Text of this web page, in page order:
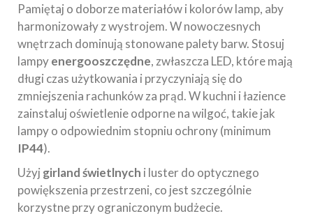
Pamiętaj o doborze materiałów i kolorów lamp, aby
harmonizowały z wystrojem. W nowoczesnych
wnętrzach dominują stonowane palety barw. Stosuj
lampyenergooszczędne, zwłaszcza LED, które mają
długi czas użytkowania i przyczyniają się do
zmniejszenia rachunków za prąd. W kuchni i łazience
zainstaluj oświetlenie odporne na wilgoć, takie jak
lampy o odpowiednim stopniu ochrony (minimum
IP44).
Użyj girland świetlnych i luster do optycznego
powiększenia przestrzeni, co jest szczególnie
korzystne przy ograniczonym budżecie.